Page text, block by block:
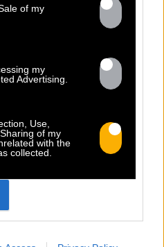
of my
my
Advertising.
Use,
of my
with the
collected.
13.07
mis en image :
vacillante. Réalisé